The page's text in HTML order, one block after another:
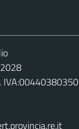
IVA:00440380350